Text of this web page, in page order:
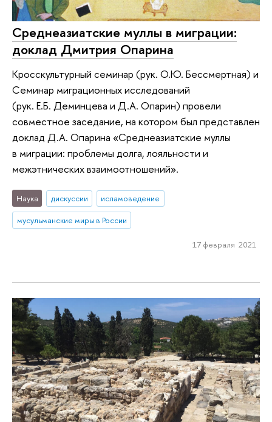
Среднеазиатские муллы в миграции:
доклад Дмитрия Опарина
Кросскультурный семинар (рук. О.Ю. Бессмертная) и
Семинар миграционных исследований
(рук. Е.Б. Деминцева и Д.А. Опарин) провели
совместное заседание, на котором был представлен
доклад Д.А. Опарина «Среднеазиатские муллы
в миграции: проблемы долга, лояльности и
межэтнических взаимоотношений».
Наука дискуссии
исламоведение
мусульманские миры в России
17 февраля 2021